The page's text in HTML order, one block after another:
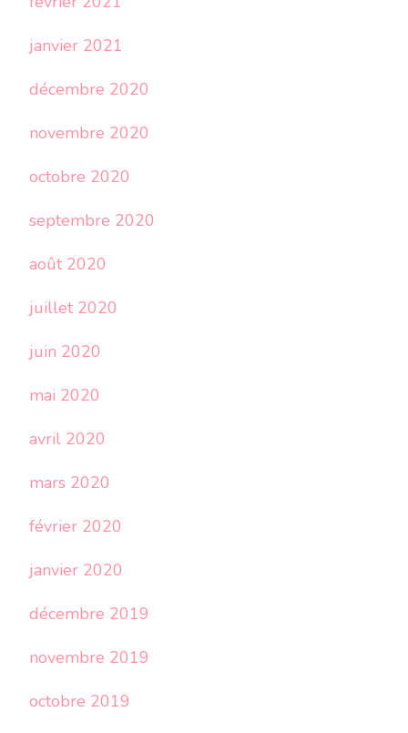
janvier 2021
décembre 2020
novembre 2020
octobre 2020
septembre 2020
août 2020
juillet 2020
juin 2020
mai 2020
avril 2020
mars 2020
février 2020
janvier 2020
décembre 2019
novembre 2019
octobre 2019